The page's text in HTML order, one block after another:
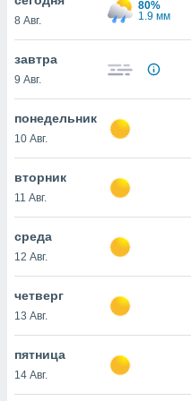
действия
на веб-
основе.
нашей
cookie
в
ВЫ
8 Авг.
80%
1.9 мм
завтра
9 Авг.
понедельник
10 Авг.
вторник
11 Авг.
среда
12 Авг.
четверг
13 Авг.
пятница
14 Авг.